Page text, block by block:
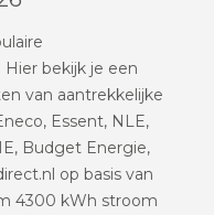
bekijk je een
van aantrekkelijke
Essent, NLE,
Budget Energie,
op basis van
4300 kWh stroom